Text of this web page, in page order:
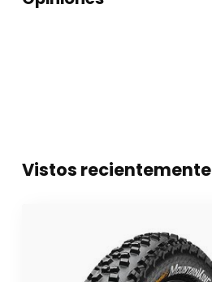
Vistos recientemente